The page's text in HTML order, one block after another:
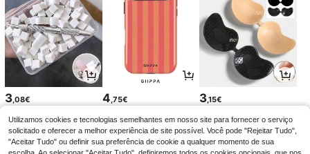
3 ,08€ 4 ,75€ 3,15€
Utilizamos cookies e tecnologias semelhantes em nosso site para fornecer o serviço
solicitado e oferecer a melhor experiência de site possível. Você pode "Rejeitar Tudo",
"Aceitar Tudo" ou definir sua preferência de cookie a qualquer momento de sua